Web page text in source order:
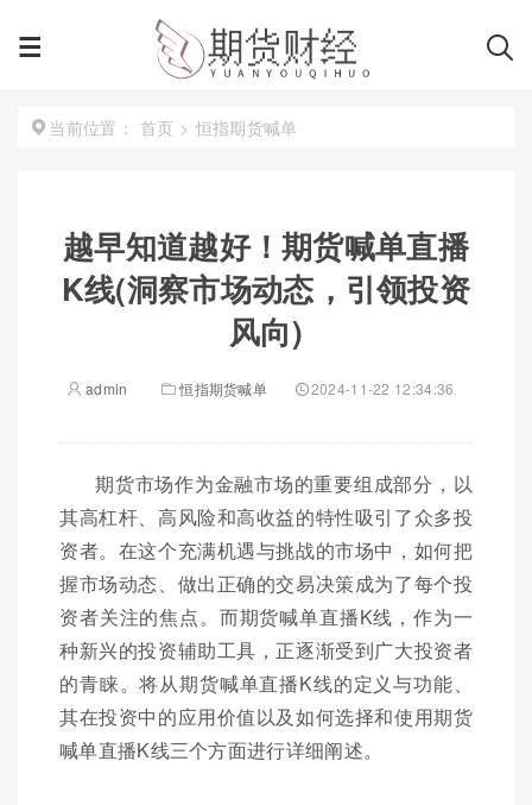
当前位置： 首页 > 恒指期货喊单
越早知道越好！期货喊单直播
K线(洞察市场动态，引领投资
风向)
admin 恒指期货喊单 2024-11-22 12:34:36
期货市场作为金融市场的重要组成部分，以
其高杠杆、高风险和高收益的特性吸引了众多投
资者。在这个充满机遇与挑战的市场中，如何把
握市场动态、做出正确的交易决策成为了每个投
资者关注的焦点。而期货喊单直播K线，作为一
种新兴的投资辅助工具，正逐渐受到广大投资者
的青睐。将从期货喊单直播K线的定义与功能、
其在投资中的应用价值以及如何选择和使用期货
喊单直播K线三个方面进行详细阐述。